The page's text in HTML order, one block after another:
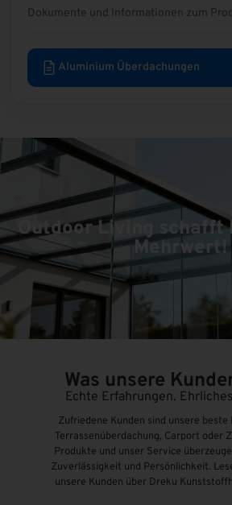
Dokumente und Informationen zum
Aluminium Überdachungen
Outdoor Living schafft
Mehrwert!
Was unsere
Echte Erfahrungen.
Zufriedene Kunden sind unsere beste
Terrassenüberdachung, Carport oder
Produkte und unser Service
Zuverlässigkeit und Persönlichkeit.
unsere Kunden über Dreku